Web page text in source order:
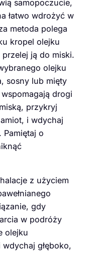
samopoczucie,
łatwo wdrożyć w
metoda polega
kropel olejku
ją do miski.
olejku
sosny lub mięty
drogi
przykryj
i wdychaj
Pamiętaj o
z użyciem
gdy
w podróży
olejku
głęboko,